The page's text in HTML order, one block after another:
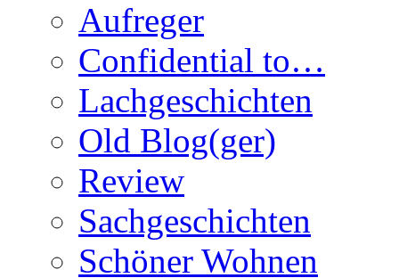
Aufreger
Confidential to…
Lachgeschichten
Old Blog(ger)
Review
Sachgeschichten
Schöner Wohnen